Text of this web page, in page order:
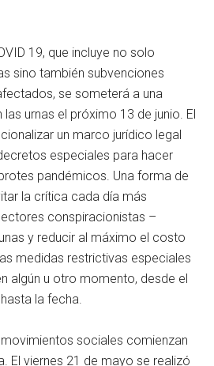
19, que incluye no solo
sino también subvenciones
se someterá a una
urnas el próximo 13 de junio. El
un marco jurídico legal
especiales para hacer
pandémicos. Una forma de
la crítica cada día más
conspiracionistas –
y reducir al máximo el costo
medidas restrictivas especiales
algún u otro momento, desde el
la fecha.
sociales comienzan
El viernes 21 de mayo se realizó